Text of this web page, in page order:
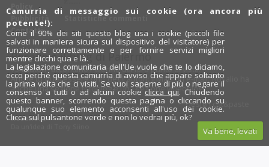
Policy
Pubblicità
Contatti
Statistiche commenti
Rosalio è il blog di Palermo
754 autoriraccontano Palermo dal loro punto di vista.
Anche tu puoi essere uno degli autori: inviaci un' e-mail. Rosalio ha
anche una sezionefotobloge una sezionevideoblog.
Designcut&paste
Rosalio.it
x
Instagram
Camurrìa di messaggio sui cookie (ora ancora più
potente!):
Come il 90% dei siti questo blog usa i cookie (piccoli file
salvati in maniera sicura sul dispositivo del visitatore) per
funzionare correttamente e per fornire servizi migliori
mentre clicchi qua e là.
La legislazione comunitaria dell'Ue vuole che te lo diciamo,
ecco perché questa camurrìa di avviso che appare soltanto
la prima volta che ci visiti. Se vuoi saperne di più o negare il
consenso a tutti o ad alcuni cookie clicca qui. Chiudendo
questo banner, scorrendo questa pagina o cliccando su
qualunque suo elemento acconsenti all'uso dei cookie.
Clicca sul pulsantone verde e non lo vedrai più, ok?
Va bene, levati